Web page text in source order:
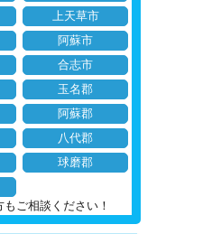
上天草市
阿蘇市
合志市
玉名郡
阿蘇郡
八代郡
球磨郡
ご相談ください！